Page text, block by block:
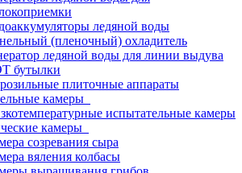
ледяной воды
(пленочный) охладитель
ледяной воды для линии выдува
бутылки
плиточные аппараты
камеры
испытательные камеры
камеры
созревания сыра
вяления колбасы